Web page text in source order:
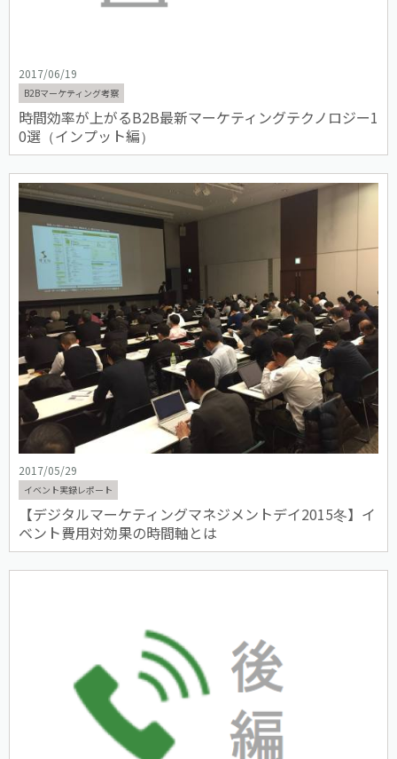
2017/06/19
B2Bマーケティング考察
時間効率が上がるB2B最新マーケティングテクノロジー1
0選（インプット編）
2017/05/29
イベント実録レポート
【デジタルマーケティングマネジメントデイ2015冬】イ
ベント費用対効果の時間軸とは